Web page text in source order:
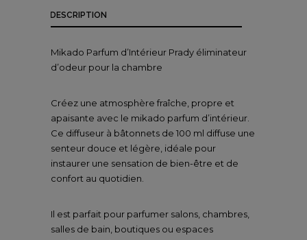
DESCRIPTION
Mikado Parfum d’Intérieur Prady éliminateur
d’odeur pour la chambre
Créez une atmosphère fraîche, propre et
apaisante avec le mikado parfum d’intérieur.
Ce diffuseur à bâtonnets de 100 ml diffuse une
senteur douce et légère, idéale pour
instaurer une sensation de bien-être et de
confort au quotidien.
Il est parfait pour parfumer salons, chambres,
salles de bain, boutiques ou espaces